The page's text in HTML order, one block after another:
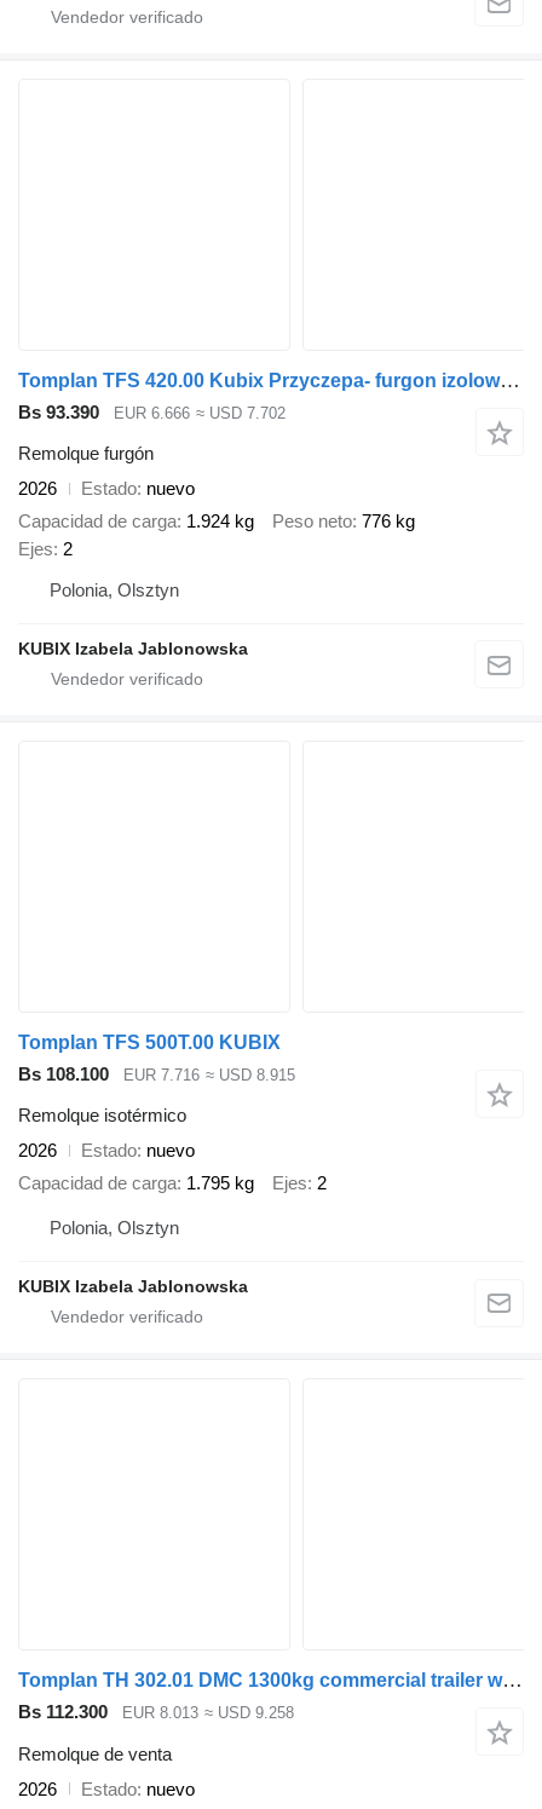
Tomplan TFS 420.00 Kubix Przyczepa- furgon izolowana
Bs 93.390 EUR 6.666 ≈ USD 7.702
Remolque furgón
2026
Estado nuevo
Capacidad de carga 1.924 kg Peso neto 776 kg
Ejes 2
Polonia, Olsztyn
KUBIX Izabela Jablonowska
Tomplan TFS 500T.00 KUBIX
Bs 108.100
EUR 7.716 ≈ USD 8.915
Remolque isotérmico
2026
Estado nuevo
Capacidad de carga 1.795 kg Ejes 2
Polonia, Olsztyn
KUBIX Izabela Jablonowska
Tomplan TH 302.01 DMC 1300kg commercial trailer with furniture
Bs 112.300 EUR 8.013 ≈ USD 9.258
Remolque de venta
2026
Estado nuevo